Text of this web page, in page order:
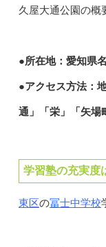
久屋大通公園の概
●所在地：愛知県
●アクセス方法：
通」「栄」「矢場
学習塾の充実度
東区の冨士中学校